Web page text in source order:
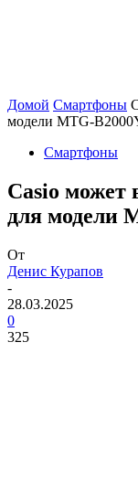
Домой Смартфоны
модели MTG-
Смартфоны
Casio может
для модели
От
Денис Курапов
-
28.03.2025
0
325